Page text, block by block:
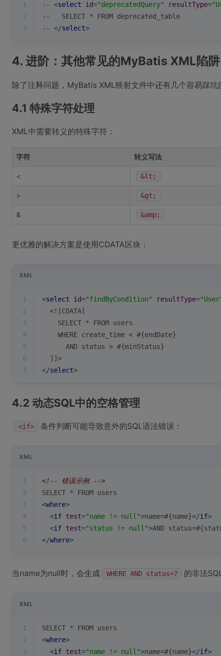
1 -- <select id="deprecatedQuery" resultType=
2
--   SELECT * FROM deprecated_table
3
-- </select>
4. 进阶：其他常见的MyBatis XML陷阱
除了注释问题，MyBatis XML映射文件中还有几个容易踩坑
4.1 特殊字符处理
XML中需要转义的特殊字符：
字符 转义写法
< &lt;
> &gt;
& &amp;
更优雅的解决方案是使用CDATA区块：
XML
1 <select id="findByCondition" resultType=
2
  <![CDATA[
3
    SELECT * FROM users
4
    WHERE create_time < #{endDate}
5
      AND status > #{minStatus}
6
  ]]>
7
</select>
4.2 动态SQL中的空格管理
<if> 条件判断可能导致意外的SQL语法错误：
XML
1
<!-- 错误示例 -->
2
SELECT * FROM users
3
<where>
4
<if test="name != null">name=#{name}</if>
5
<if test="status != null">AND
6
</where>
当name为null时，会生成 WHERE AND status=? 的非法
XML
1
SELECT * FROM users
2
<where>
3
<if test="name != null">name=#{name}</if>